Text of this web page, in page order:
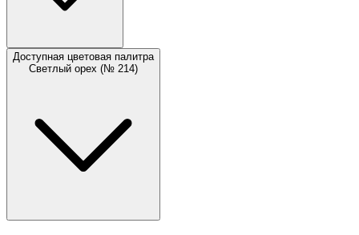
Доступная цветовая палитра
Светлый орех (№ 214)